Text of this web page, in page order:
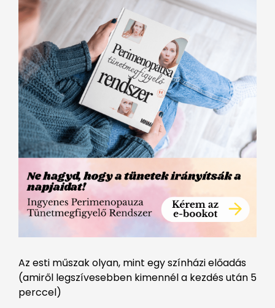
Az esti műszak olyan, mint egy színházi előadás
(amiről legszívesebben kimennél a kezdés után 5
perccel)